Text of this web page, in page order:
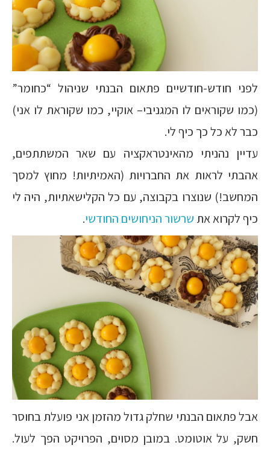
לפני חודש-חודשיים פתאום הבנתי שניהול “כחומר”
(כמו שקוראים לו המגניבי– אוקיי, כמו שקוראת לו אני)
כבר לא כל כך כיף לי.
עדיין נהניתי מהאינטראקציה עם שאר המשתתפים,
אהבתי לראות את החברויות (האמיתיות! מחוץ למסך
המחשב!) שנוצרו בקבוצה, עם כל הקלישאתיות, היה לי
כיף לקרוא את שרשור הניחושים החודשי.
אבל פתאום הבנתי שחלק גדול מהזמן אני פועלת בחוסר
חשק, על אוטומט. במובן מסוים, הפרויקט הפך לעול.